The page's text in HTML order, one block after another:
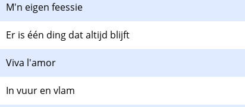
M'n eigen feessie
Er is één ding dat altijd blijft
Viva l'amor
In vuur en vlam